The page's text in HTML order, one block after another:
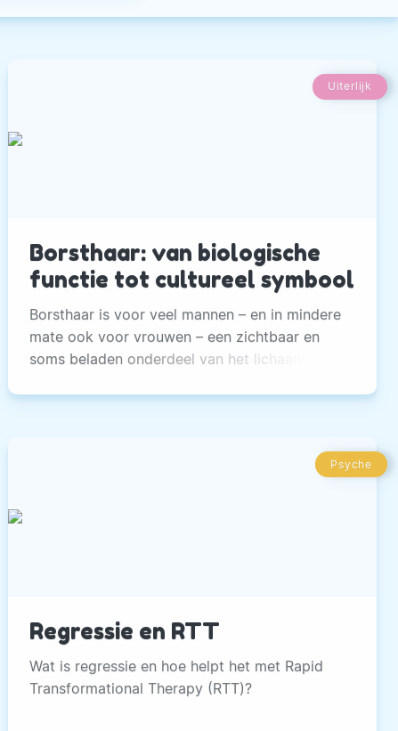
Uiterlijk
Borsthaar: van biologische
functie tot cultureel symbool
Borsthaar is voor veel mannen – en in mindere
mate ook voor vrouwen – een zichtbaar en
soms beladen onderdeel van het lichaam.
Psyche
Regressie en RTT
Wat is regressie en hoe helpt het met Rapid
Transformational Therapy (RTT)?